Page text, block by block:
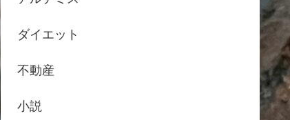
ダイエット
不動産
小説